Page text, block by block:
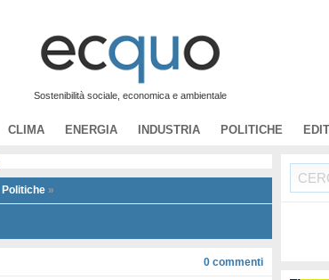
Sostenibilità sociale, economica e ambientale
CLIMA ENERGIA INDUSTRIA POLITICHE
Politiche »
0 commenti